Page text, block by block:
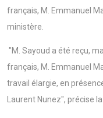
français, M. Emmanuel
ministère.
"M. Sayoud a été reçu,
français, M. Emmanuel
travail élargie, en
Laurent Nunez", précise